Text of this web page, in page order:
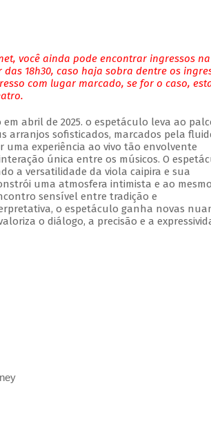
você ainda pode encontrar ingressos na
18h30, caso haja sobra dentre os
com lugar marcado, se for o caso,
abril de 2025. o espetáculo leva ao
arranjos sofisticados, marcados pela
experiência ao vivo tão envolvente
única entre os músicos. O
a versatilidade da viola caipira e sua
uma atmosfera intimista e ao mesmo
sensível entre tradição e
o espetáculo ganha novas
o diálogo, a precisão e a